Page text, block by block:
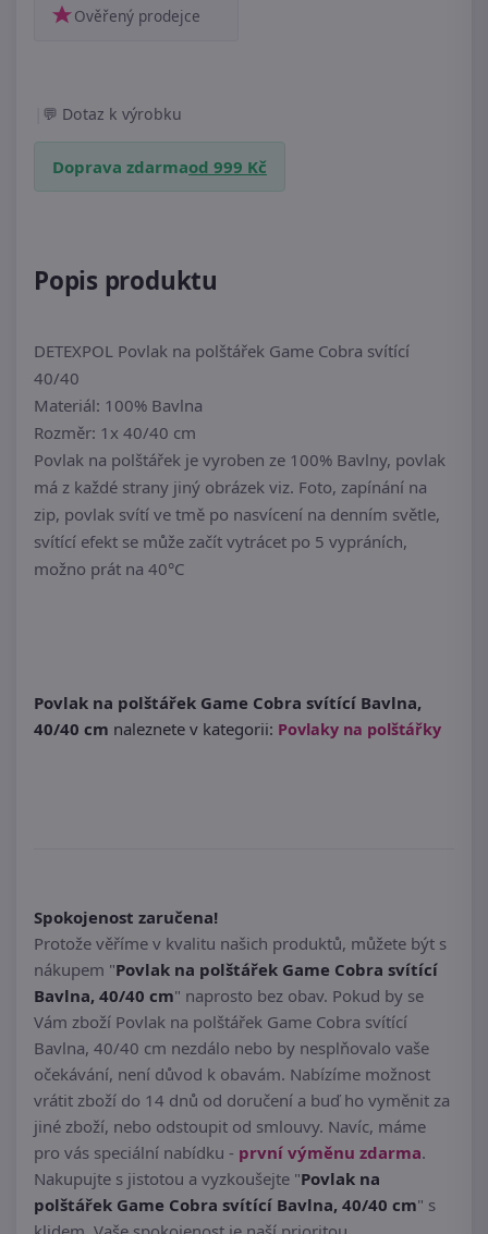
Ověřený prodejce
Dotaz k výrobku
Doprava zdarmaod 999 Kč
Popis produktu
DETEXPOL Povlak na polštářek Game Cobra svítící
40/40
Materiál: 100% Bavlna
Rozměr: 1x 40/40 cm
Povlak na polštářek je vyroben ze 100% Bavlny, povlak
má z každé strany jiný obrázek viz. Foto, zapínání na
zip, povlak svítí ve tmě po nasvícení na denním světle,
svítící efekt se může začít vytrácet po 5 vypráních,
možno prát na 40°C
Povlak na polštářek Game Cobra svítící Bavlna,
40/40 cm naleznete v kategorii: Povlaky na polštářky
Spokojenost zaručena!
Protože věříme v kvalitu našich produktů, můžete být s
nákupem "Povlak na polštářek Game Cobra svítící
Bavlna, 40/40 cm" naprosto bez obav. Pokud by se
Vám zboží Povlak na polštářek Game Cobra svítící
Bavlna, 40/40 cm nezdálo nebo by nesplňovalo vaše
očekávání, není důvod k obavám. Nabízíme možnost
vrátit zboží do 14 dnů od doručení a buď ho vyměnit za
jiné zboží, nebo odstoupit od smlouvy. Navíc, máme
pro vás speciální nabídku - první výměnu zdarma.
Nakupujte s jistotou a vyzkoušejte "Povlak na
polštářek Game Cobra svítící Bavlna, 40/40 cm" s